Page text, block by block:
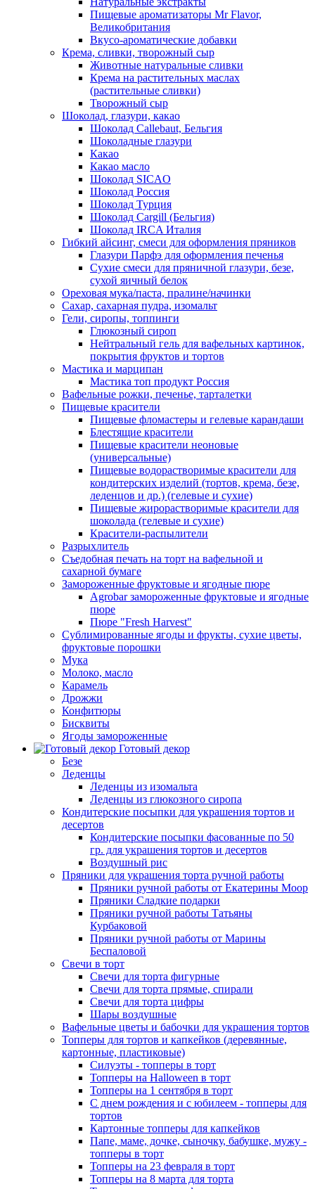
Пищевые ароматизаторы Mr Flavor,
Великобритания
Вкусо-ароматические добавки
Крема, сливки, творожный сыр
Животные натуральные сливки
Крема на растительных маслах
(растительные сливки)
Творожный сыр
Шоколад, глазури, какао
Шоколад Callebaut, Бельгия
Шоколадные глазури
Какао
Какао масло
Шоколад SICAO
Шоколад Россия
Шоколад Турция
Шоколад Cargill (Бельгия)
Шоколад IRCA Италия
Гибкий айсинг, смеси для оформления пряников
Глазури Парфэ для оформления печенья
Сухие смеси для пряничной глазури, безе,
сухой яичный белок
Ореховая мука/паста, пралине/начинки
Сахар, сахарная пудра, изомальт
Гели, сиропы, топпинги
Глюкозный сироп
Нейтральный гель для вафельных картинок,
покрытия фруктов и тортов
Мастика и марципан
Мастика топ продукт Россия
Вафельные рожки, печенье, тарталетки
Пищевые красители
Пищевые фломастеры и гелевые карандаши
Блестящие красители
Пищевые красители неоновые
(универсальные)
Пищевые водорастворимые красители для
кондитерских изделий (тортов, крема, безе,
леденцов и др.) (гелевые и сухие)
Пищевые жирорастворимые красители для
шоколада (гелевые и сухие)
Красители-распылители
Разрыхлитель
Съедобная печать на торт на вафельной и
сахарной бумаге
Замороженные фруктовые и ягодные пюре
Agrobar замороженные фруктовые и ягодные
пюре
Пюре "Fresh Harvest"
Сублимированные ягоды и фрукты, сухие цветы,
фруктовые порошки
Мука
Молоко, масло
Карамель
Дрожжи
Конфитюры
Бисквиты
Ягоды замороженные
Готовый декор
Безе
Леденцы
Леденцы из изомальта
Леденцы из глюкозного сиропа
Кондитерские посыпки для украшения тортов и
десертов
Кондитерские посыпки фасованные по 50
гр. для украшения тортов и десертов
Воздушный рис
Пряники для украшения торта ручной работы
Пряники ручной работы от Екатерины Моор
Пряники Сладкие подарки
Пряники ручной работы Татьяны
Курбаковой
Пряники ручной работы от Марины
Беспаловой
Свечи в торт
Свечи для торта фигурные
Свечи для торта прямые, спирали
Свечи для торта цифры
Шары воздушные
Вафельные цветы и бабочки для украшения тортов
Топперы для тортов и капкейков (деревянные,
картонные, пластиковые)
Силуэты - топперы в торт
Топперы на Halloween в торт
Топперы на 1 сентября в торт
С днем рождения и с юбилеем - топперы для
тортов
Картонные топперы для капкейков
Папе, маме, дочке, сыночку, бабушке, мужу -
топперы в торт
Топперы на 23 февраля в торт
Топперы на 8 марта для торта